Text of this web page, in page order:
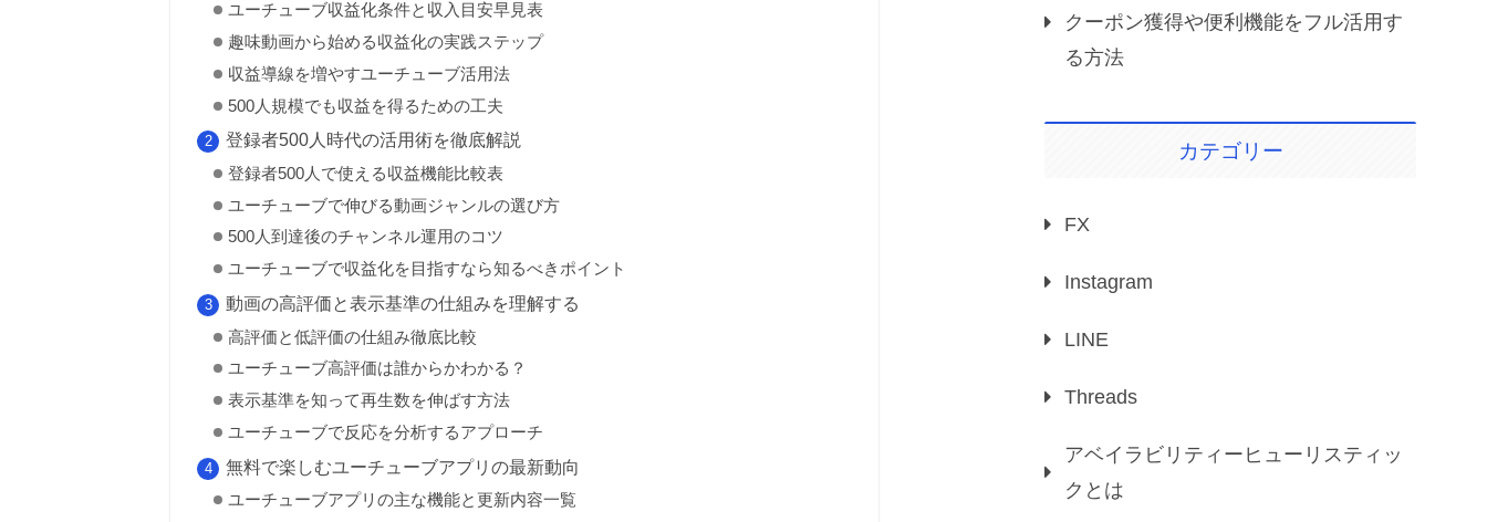
ユーチューブ収益化条件と収入目安早見表
趣味動画から始める収益化の実践ステップ
収益導線を増やすユーチューブ活用法
500人規模でも収益を得るための工夫
登録者500人時代の活用術を徹底解説
登録者500人で使える収益機能比較表
ユーチューブで伸びる動画ジャンルの選び方
500人到達後のチャンネル運用のコツ
ユーチューブで収益化を目指すなら知るべきポイント
動画の高評価と表示基準の仕組みを理解する
高評価と低評価の仕組み徹底比較
ユーチューブ高評価は誰からかわかる？
表示基準を知って再生数を伸ばす方法
ユーチューブで反応を分析するアプローチ
無料で楽しむユーチューブアプリの最新動向
ユーチューブアプリの主な機能と更新内容一覧
クーポン獲得や便利機能をフル活用す
る方法
カテゴリー
FX
Instagram
LINE
Threads
アベイラビリティーヒューリスティッ
クとは